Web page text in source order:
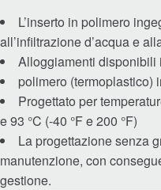
L’inserto in polimero
all’infiltrazione d’acqua e
Alloggiamenti
polimero (termoplastico)
Progettato per
e 93 °C (-40 °F e 200 °F)
La progettazione senza
manutenzione, con
gestione.